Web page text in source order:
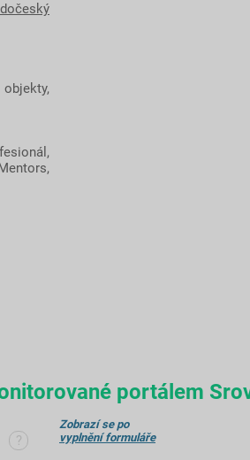
portálem
?
Zobrazí se po
vyplnění formuláře